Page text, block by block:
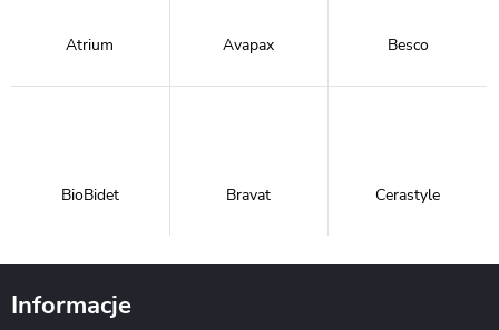
Atrium Avapax Besco
BioBidet Bravat Cerastyle
Informacje